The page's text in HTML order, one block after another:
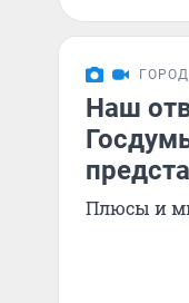
ГОРОД
Наш
Плюсы и